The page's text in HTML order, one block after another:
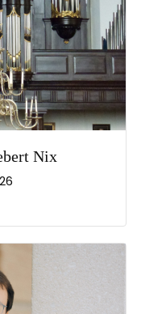
Nix